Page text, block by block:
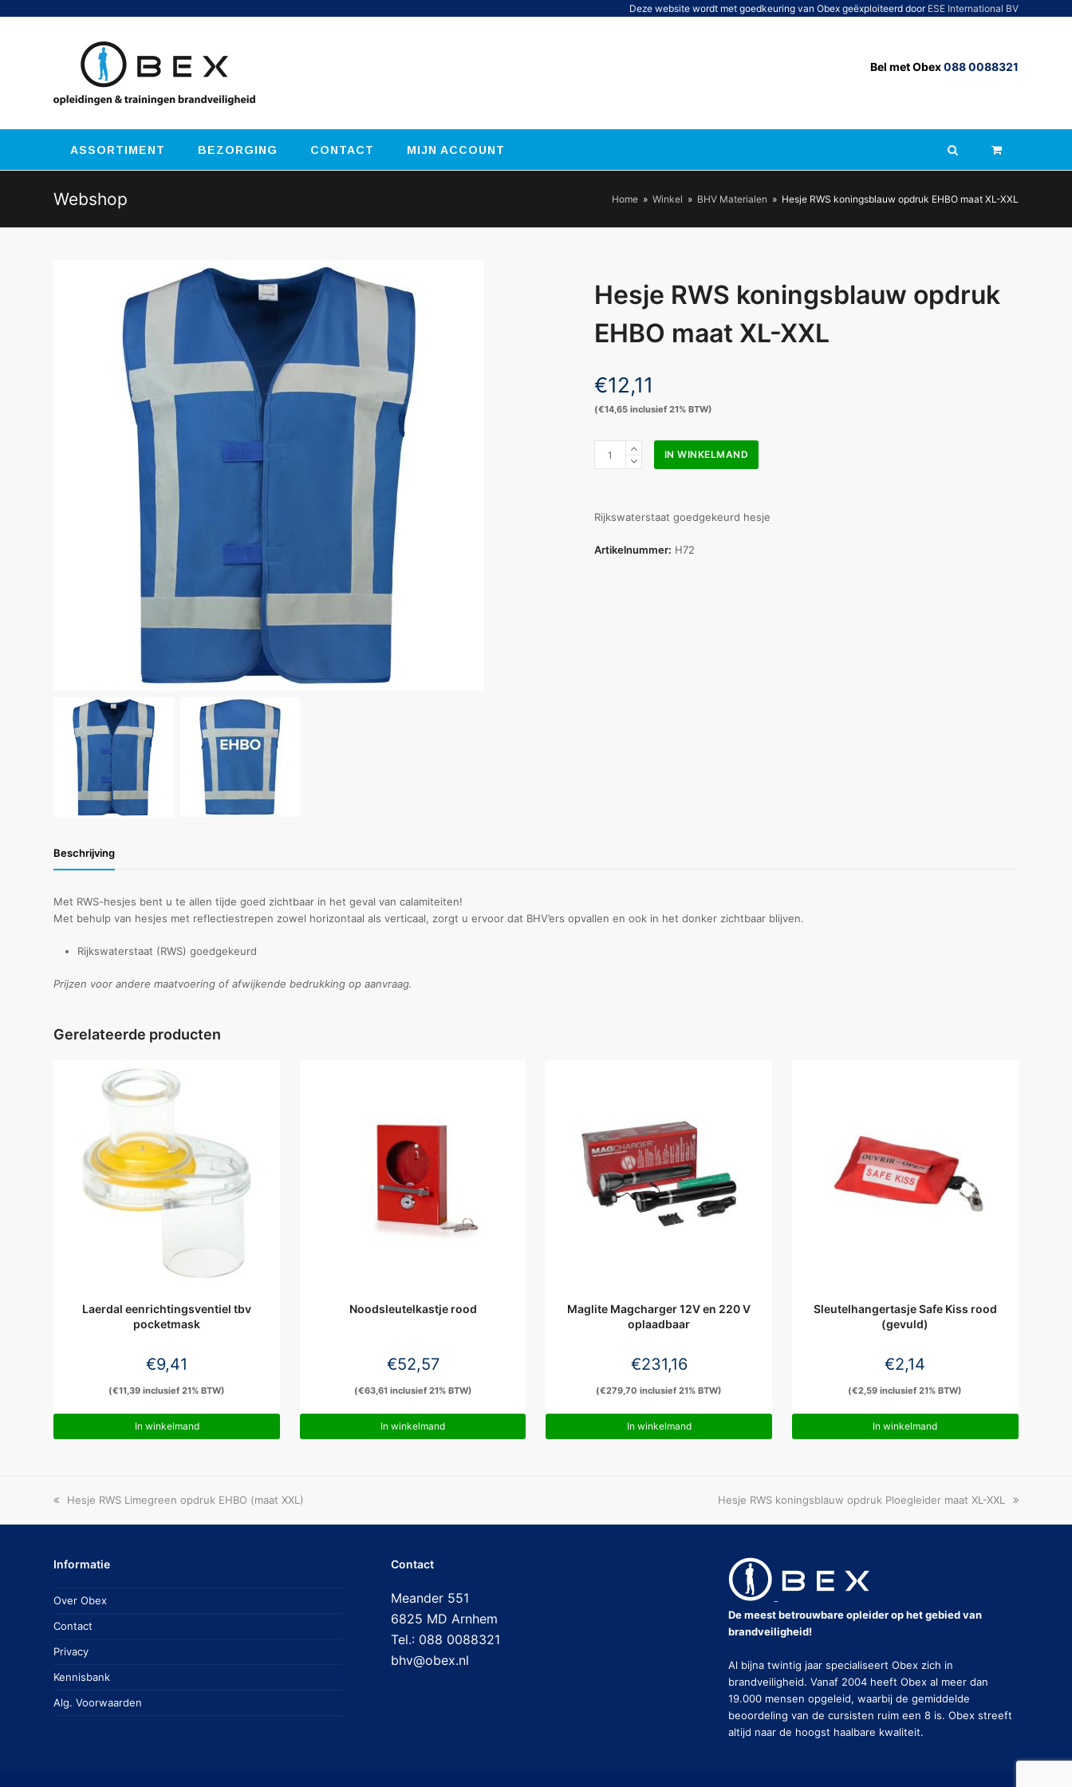
Deze website wordt met goedkeuring van Obex geëxploiteerd door ESE International BV
Bel met Obex088 0088321
ASSORTIMENT BEZORGING CONTACT MIJN ACCOUNT
Webshop Home » Winkel » BHV Materialen » Hesje RWS koningsblauw opdruk EHBO maat XL-XXL
Hesje RWS koningsblauw opdruk
EHBO maat XL-XXL
€12,11
(€14,65inclusief 21% BTW)
EHBO
XL-
IN WINKELMAND
Rijkswaterstaat goedgekeurd hesje
Artikelnummer: H72
Beschrijving
Met RWS-hesjes bent u te allen tijde goed zichtbaar in het geval van calamiteiten!
Met behulp van hesjes met reflectiestrepen zowel horizontaal als verticaal, zorgt u ervoor dat BHV’ers opvallen en ook in het donker zichtbaar blijven.
Rijkswaterstaat (RWS) goedgekeurd
Prijzen voor andere maatvoering of afwijkende bedrukking op aanvraag.
Gerelateerde producten
Laerdal eenrichtingsventiel tbv
pocketmask
€9,41
(€11,39 inclusief 21% BTW)
In winkelmand
Noodsleutelkastje rood
€52,57
(€63,61 inclusief 21% BTW)
In winkelmand
Maglite Magcharger 12V en 220 V
oplaadbaar
€231,16
(€279,70 inclusief 21% BTW)
In winkelmand
Sleutelhangertasje Safe Kiss rood
(gevuld)
€2,14
(€2,59 inclusief 21% BTW)
In winkelmand
previous
Hesje RWS Limegreen opdruk EHBO (maat XXL)
next
Hesje RWS koningsblauw opdruk Ploegleider maat XL-XXL
Informatie
Over Obex
Contact
Privacy
Kennisbank
Alg. Voorwaarden
Contact
Meander 551
6825 MD Arnhem
Tel.: 088 0088321
bhv@obex.nl
De meest betrouwbare opleider op het gebied van
brandveiligheid!
Al bijna twintig jaar specialiseert Obex zich in
brandveiligheid. Vanaf 2004 heeft Obex al meer dan
19.000 mensen opgeleid, waarbij de gemiddelde
beoordeling van de cursisten ruim een 8 is. Obex streeft
altijd naar de hoogst haalbare kwaliteit.